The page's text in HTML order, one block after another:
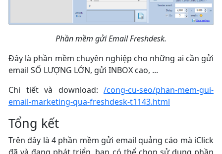
Phần mềm gửi Email Freshdesk.
Đây là phần mềm chuyên nghiệp cho những ai cần gửi
email SỐ LƯỢNG LỚN, gửi INBOX cao, ...
Chi tiết và download: /cong-cu-seo/phan-mem-gui-
email-marketing-qua-freshdesk-t1143.html
Tổng kết
Trên đây là 4 phần mềm gửi email quảng cáo mà iClick